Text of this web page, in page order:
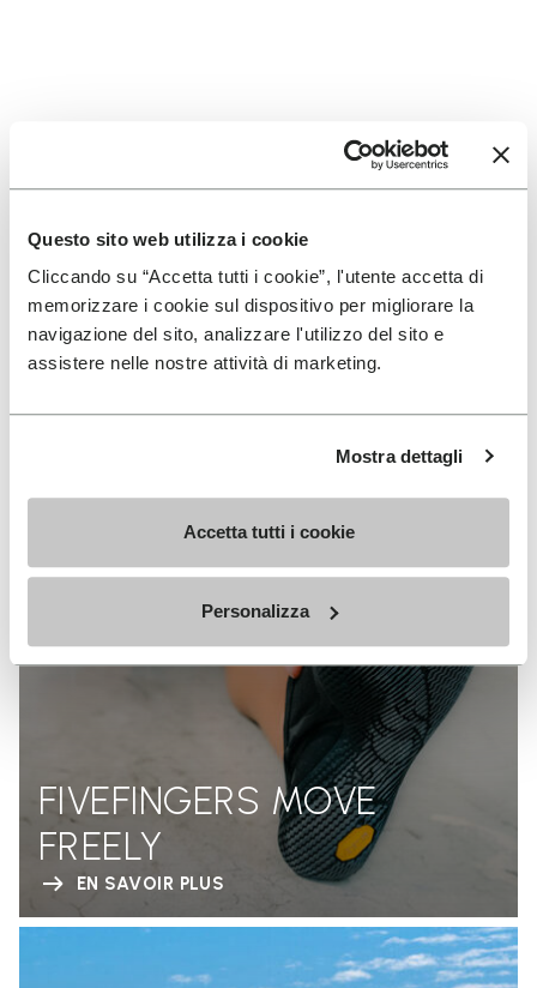
Questo sito web utilizza i cookie
Cliccando su “Accetta tutti i cookie”, l'utente accetta di
memorizzare i cookie sul dispositivo per migliorare la
navigazione del sito, analizzare l'utilizzo del sito e
assistere nelle nostre attività di marketing.
Mostra dettagli
Accetta tutti i cookie
Personalizza
En savoir plus
FIVEFINGERS MOVE
FREELY
EN SAVOIR PLUS